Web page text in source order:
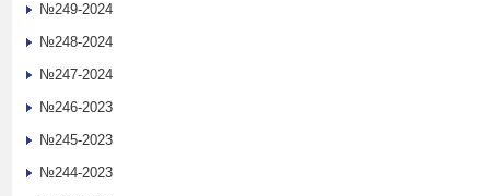
№249-2024
№248-2024
№247-2024
№246-2023
№245-2023
№244-2023